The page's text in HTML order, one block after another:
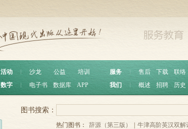
活动 沙龙 公益
培训
数字
电子书 数据库 APP
服务 ︱ 售后 下载
联络
我们
概述 招聘 历史
图书搜索：
热门图书： 辞源（第三版） 牛津高阶英汉双解